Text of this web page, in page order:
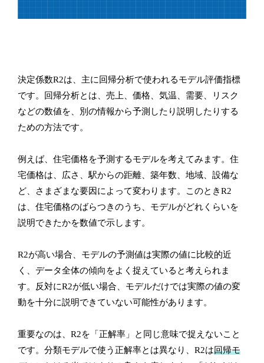
決定係数R2は、主に回帰分析で使われるモデル評価指標
です。回帰分析とは、売上、価格、気温、需要、リスク
などの数値を、別の情報から予測したり説明したりする
ための方法です。
例えば、住宅価格を予測するモデルを考えてみます。住
宅価格は、広さ、駅からの距離、築年数、地域、設備な
ど、さまざまな要因によって変わります。このときR2
は、住宅価格のばらつきのうち、モデルがどれくらいを
説明できたかを数値で示します。
R2が高い場合、モデルの予測値は実際の値に比較的近
く、データ全体の傾向をよく捉えていると考えられま
す。反対にR2が低い場合、モデルだけでは実際の値の変
動を十分に説明できていない可能性があります。
重要なのは、R2を「正解率」と同じ意味で捉えないこと
です。分類モデルで使う正解率とは異なり、R2は回帰モ